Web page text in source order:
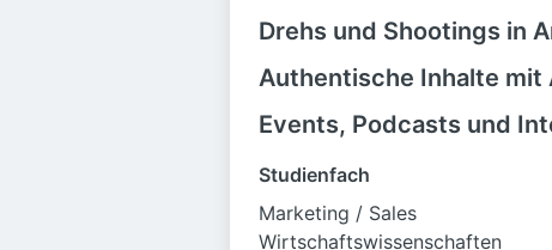
Drehs und Shootings in
Authentische Inhalte mit
Events, Podcasts und
Studienfach
Marketing / Sales
Wirtschaftswissenschaften